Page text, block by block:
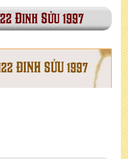
Đinh Sửu 1997
ĐINH SỬU 1997